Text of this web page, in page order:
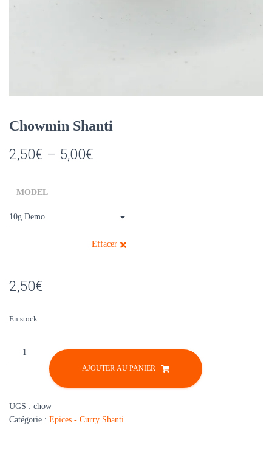
Chowmin Shanti
2,50€ – 5,00€
MODEL
Effacer
2,50€
En stock
quantité
de
AJOUTER AU PANIER
UGS : chow
Catégorie : Epices - Curry Shanti